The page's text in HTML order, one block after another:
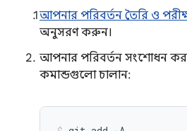
আপনার পরিবর্তন তৈরি ও
অনুসরণ করুন।
আপনার পরিবর্তন সংশোধন
কমান্ডগুলো চালান: